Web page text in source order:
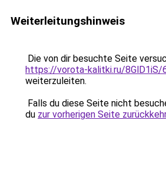
Weiterleitungshinweis
Die von dir besuchte Seite
https://vorota-kalitki.ru/8GlD1iS/
weiterzuleiten.
Falls du diese Seite nicht
du zur vorherigen Seite